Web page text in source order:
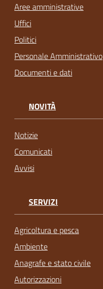
Aree amministrative
Uffici
Politici
Personale Amministrativo
Documenti e dati
NOVITÀ
Notizie
Comunicati
Avvisi
SERVIZI
Agricoltura e pesca
Ambiente
Anagrafe e stato civile
Autorizzazioni